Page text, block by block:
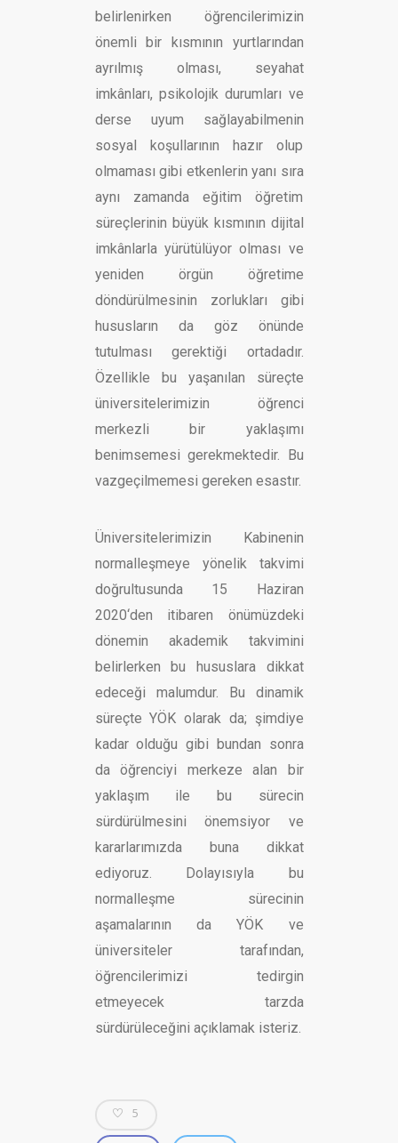
belirlenirken öğrencilerimizin
önemli bir kısmının yurtlarından
ayrılmış olması, seyahat
imkânları, psikolojik durumları ve
derse uyum sağlayabilmenin
sosyal koşullarının hazır olup
olmaması gibi etkenlerin yanı sıra
aynı zamanda eğitim öğretim
süreçlerinin büyük kısmının dijital
imkânlarla yürütülüyor olması ve
yeniden örgün öğretime
döndürülmesinin zorlukları gibi
hususların da göz önünde
tutulması gerektiği ortadadır.
Özellikle bu yaşanılan süreçte
üniversitelerimizin öğrenci
merkezli bir yaklaşımı
benimsemesi gerekmektedir. Bu
vazgeçilmemesi gereken esastır.
​Üniversitelerimizin Kabinenin
normalleşmeye yönelik takvimi
doğrultusunda 15 Haziran
2020‘den itibaren önümüzdeki
dönemin akademik takvimini
belirlerken bu hususlara dikkat
edeceği malumdur. Bu dinamik
süreçte YÖK olarak da; şimdiye
kadar olduğu gibi bundan sonra
da öğrenciyi merkeze alan bir
yaklaşım ile bu sürecin
sürdürülmesini önemsiyor ve
kararlarımızda buna dikkat
ediyoruz. Dolayısıyla bu
normalleşme sürecinin
aşamalarının da YÖK ve
üniversiteler tarafından,
öğrencilerimizi tedirgin
etmeyecek tarzda
sürdürüleceğini açıklamak isteriz.
5